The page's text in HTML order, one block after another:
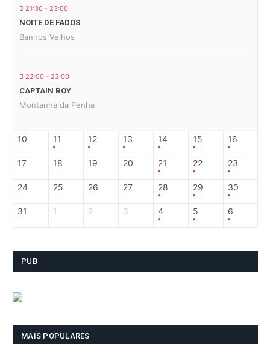
21:30 - 23:00
NOITE DE FADOS
Banhos Velhos
22:00 - 23:00
CAPTAIN BOY
Montanha da Penha
10 11 12 13 14 15 16
17 18 19 20 21 22 23
24 25 26 27 28 29 30
31 1 2 3 4 5 6
PUB
MAIS POPULARES